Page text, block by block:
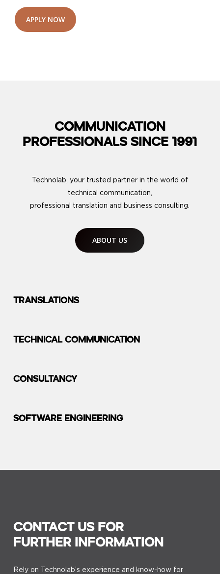
COMMUNICATION
PROFESSIONALS SINCE 1991
Technolab, your trusted partner in the world of
technical communication,
professional translation and business consulting.
ABOUT US
Translations
Technical Communication
Consultancy
Software Engineering
CONTACT US FOR
FURTHER INFORMATION
Rely on Technolab’s experience and know-how for